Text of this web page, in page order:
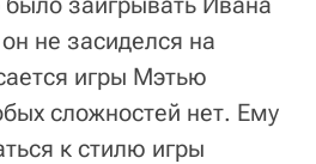
не засиделся на
игры Мэтью
сложностей нет. Ему
к стилю игры